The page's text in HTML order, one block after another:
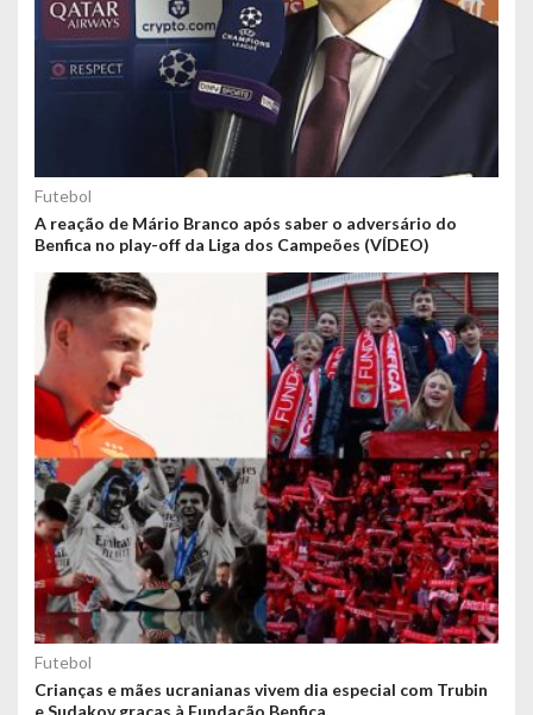
Futebol
A reação de Mário Branco após saber o adversário do
Benfica no play-off da Liga dos Campeões (VÍDEO)
Futebol
Crianças e mães ucranianas vivem dia especial com Trubin